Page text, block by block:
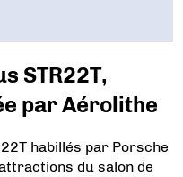
STR22T,
par Aérolithe
habillés par Porsche
du salon de